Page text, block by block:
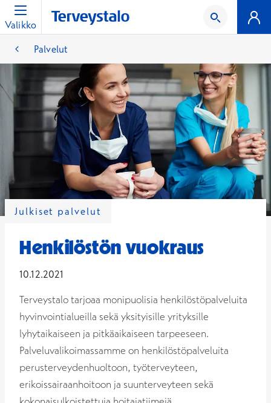
Valikko
Palvelut
Julkiset palvelut
Henkilöstön vuokraus
10.12.2021
Terveystalo tarjoaa monipuolisia henkilöstöpalveluita
hyvinvointialueilla sekä yksityisille yrityksille
lyhytaikaiseen ja pitkäaikaiseen tarpeeseen.
Palveluvalikoimassamme on henkilöstöpalveluita
perusterveydenhuoltoon, työterveyteen,
erikoissairaanhoitoon ja suunterveyteen sekä